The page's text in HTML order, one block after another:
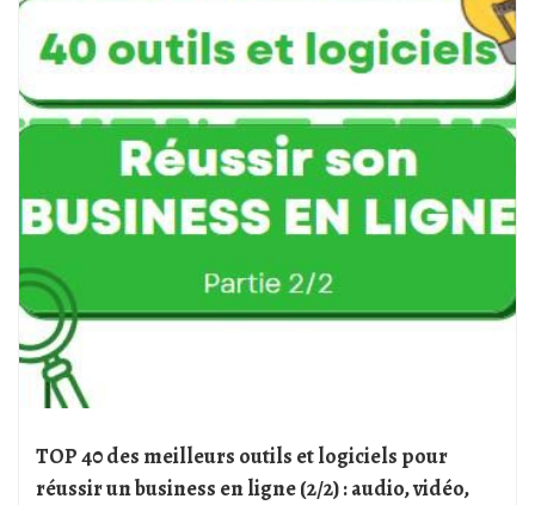
TOP 40 des meilleurs outils et logiciels pour
réussir un business en ligne (2/2) : audio, vidéo,